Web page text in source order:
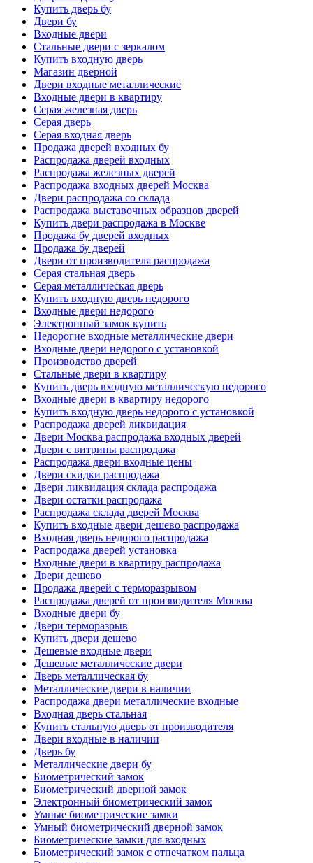
Купить дверь бу
Двери бу
Входные двери
Стальные двери с зеркалом
Купить входную дверь
Магазин дверной
Двери входные металлические
Входные двери в квартиру
Серая железная дверь
Серая дверь
Серая входная дверь
Продажа дверей входных бу
Распродажа дверей входных
Распродажа железных дверей
Распродажа входных дверей Москва
Двери распродажа со склада
Распродажа выставочных образцов дверей
Купить двери распродажа в Москве
Продажа бу дверей входных
Продажа бу дверей
Двери от производителя распродажа
Серая стальная дверь
Серая металлическая дверь
Купить входную дверь недорого
Входные двери недорого
Электронный замок купить
Недорогие входные металлические двери
Входные двери недорого с установкой
Производство дверей
Стальные двери в квартиру
Купить дверь входную металлическую недорого
Входные двери в квартиру недорого
Купить входную дверь недорого с установкой
Распродажа дверей ликвидация
Двери Москва распродажа входных дверей
Двери с витрины распродажа
Распродажа двери входные цены
Двери скидки распродажа
Двери ликвидация склада распродажа
Двери остатки распродажа
Распродажа склада дверей Москва
Купить входные двери дешево распродажа
Входная дверь недорого распродажа
Распродажа дверей установка
Входные двери в квартиру распродажа
Двери дешево
Продажа дверей с терморазрывом
Распродажа дверей от производителя Москва
Входные двери бу
Двери терморазрыв
Купить двери дешево
Дешевые входные двери
Дешевые металлические двери
Дверь металлическая бу
Металлические двери в наличии
Распродажа двери металлические входные
Входная дверь стальная
Купить стальную дверь от производителя
Двери входные в наличии
Дверь бу
Металлические двери бу
Биометрический замок
Биометрический дверной замок
Электронный биометрический замок
Умные биометрические замки
Умный биометрический дверной замок
Биометрические замки для входных
Биометрический замок с отпечатком пальца